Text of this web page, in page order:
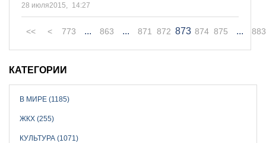
28 июля2015, 14:27
<< < 773 ... 863 ... 871 872 873 874 875 ... 883
КАТЕГОРИИ
В МИРЕ (1185)
ЖКХ (255)
КУЛЬТУРА (1071)